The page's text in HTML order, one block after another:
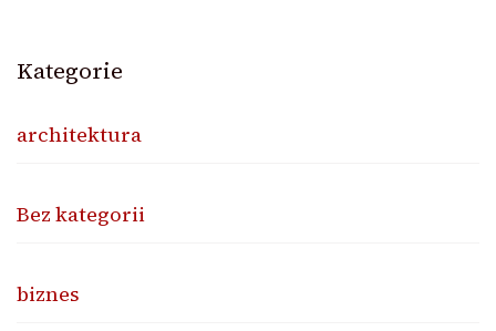
Kategorie
architektura
Bez kategorii
biznes